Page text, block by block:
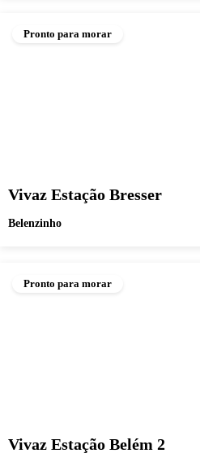
Pronto para morar
Vivaz Estação Bresser
Belenzinho
Pronto para morar
Vivaz Estação Belém 2